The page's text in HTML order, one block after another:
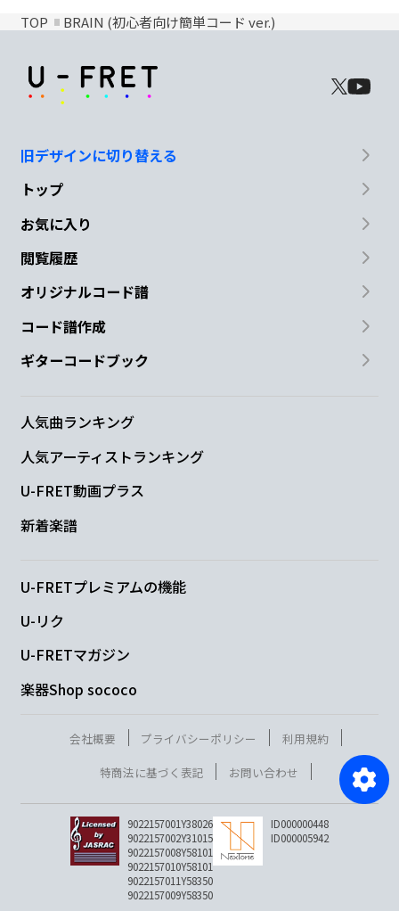
TOP BRAIN (初心者向け簡単コード ver.)
旧デザインに切り替える
トップ
お気に入り
閲覧履歴
オリジナルコード譜
コード譜作成
ギターコードブック
人気曲ランキング
人気アーティストランキング
U-FRET動画プラス
新着楽譜
U-FRETプレミアムの機能
U-リク
U-FRETマガジン
楽器Shop sococo
会社概要 プライバシーポリシー
利用規約
特商法に基づく表記
お問い合わせ
9022157001Y38026
9022157002Y31015
9022157008Y58101
9022157010Y58101
9022157011Y58350
9022157009Y58350
ID000000448
ID000005942